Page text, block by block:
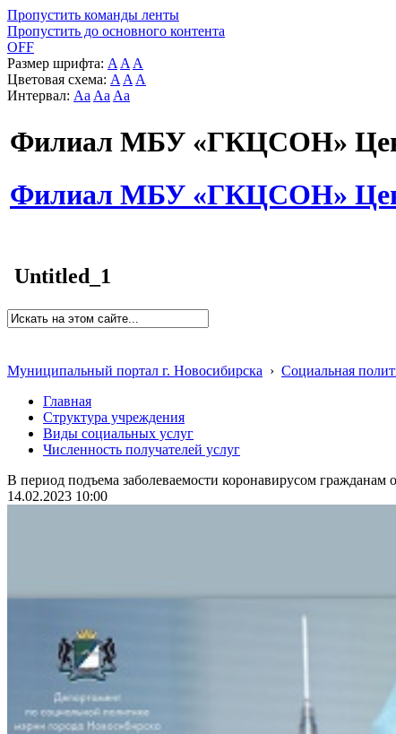
Пропустить команды ленты
Пропустить до основного контента
OFF
Размер шрифта: A A A
Цветовая схема: A A A
Интервал: Aa Aa Aa
Филиал МБУ «ГКЦСОН»
Филиал МБУ «ГКЦСОН»
Untitled_1
Муниципальный портал г. Новосибирска › Социальная
Главная
Структура учреждения
Виды социальных услуг
Численность получателей услуг
В период подъема заболеваемости коронавирусом гражданам
14.02.2023 10:00